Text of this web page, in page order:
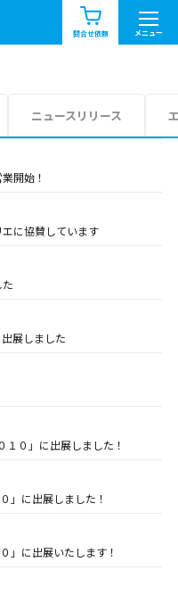
問合せ依頼 メニュー
お知らせ一覧
る ニュースリリース
開始！
に協賛しています
展しました
０」に出展しました！
」に出展しました！
」に出展いたします！